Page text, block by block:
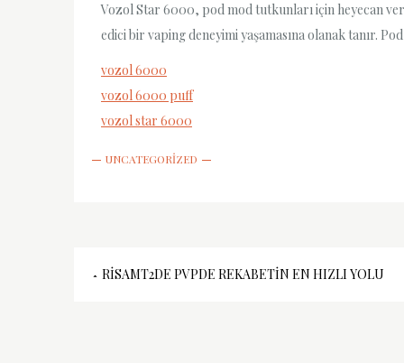
Vozol Star 6000, pod mod tutkunları için heyecan
edici bir vaping deneyimi yaşamasına olanak tanır.
vozol 6000
vozol 6000 puff
vozol star 6000
UNCATEGORIZED
Yazı
RISAMT2DE PVPDE REKABETIN EN HIZLI YOLU